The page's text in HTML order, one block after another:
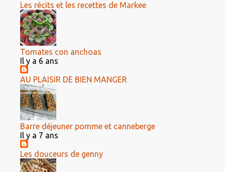
Les récits et les recettes de Markee
Tomates con anchoas
Il y a 6 ans
AU PLAISIR DE BIEN MANGER
Barre déjeuner pomme et canneberge
Il y a 7 ans
Les douceurs de genny